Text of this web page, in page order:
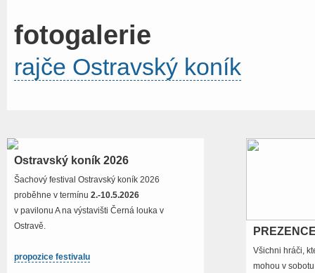
fotogalerie
rajče Ostravský koník
Ostravský koník 2026
Šachový festival Ostravský koník 2026
proběhne v termínu 2.-10.5.2026
v pavilonu A na výstavišti Černá louka v
Ostravě.
propozice festivalu
Všichni hráči,
mohou v